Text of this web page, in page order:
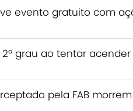
evento gratuito com
grau ao tentar
pela FAB